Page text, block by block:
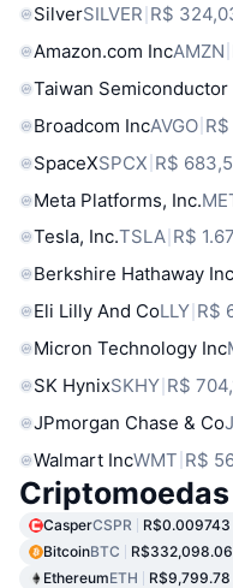
SilverSILVER R$
Amazon.com IncAMZN
Taiwan
Broadcom IncAVGO
SpaceXSPCX R$
Meta Platforms, Inc.
Tesla, Inc.TSLA R$
Berkshire Hathaway
Eli Lilly And CoLLY R$
Micron Technology Inc
SK HynixSKHY R$
JPmorgan Chase & Co
Walmart IncWMT R$
CasperCSPR R$0.009743
BitcoinBTC R$332,098.06
EthereumETH R$9,799.78